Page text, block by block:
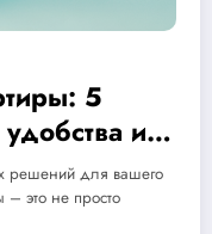
5
и
решений для вашего
– это не просто